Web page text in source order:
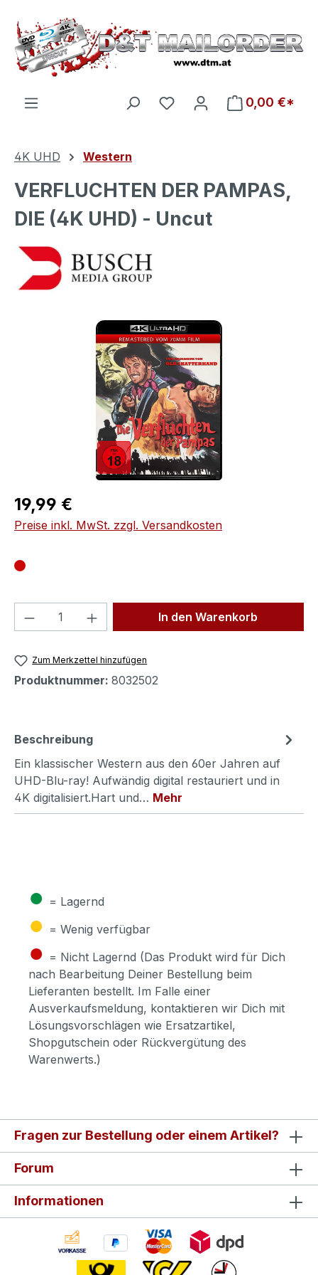
Zum Hauptinhalt springen
Du hast 0 Produkte auf
0,00 €*
4K UHD Western
VERFLUCHTEN DER PAMPAS,
DIE (4K UHD) - Uncut
Bildergalerie überspringen
Regulärer Preis:
19,99 €
Preise inkl. MwSt. zzgl. Versandkosten
Produkt Anzahl: Gib denIn den Warenkorb
Zum Merkzettel hinzufügen
Produktnummer: 8032502
Beschreibung
Ein klassischer Western aus den 60er Jahren auf
UHD-Blu-ray! Aufwändig digital restauriert und in
4K digitalisiert.Hart und… Mehr
● = Lagernd
● = Wenig verfügbar
● = Nicht Lagernd (Das Produkt wird für Dich
nach Bearbeitung Deiner Bestellung beim
Lieferanten bestellt. Im Falle einer
Ausverkaufsmeldung, kontaktieren wir Dich mit
Lösungsvorschlägen wie Ersatzartikel,
Shopgutschein oder Rückvergütung des
Warenwerts.)
Fragen zur Bestellung oder einem Artikel?
Forum
Informationen